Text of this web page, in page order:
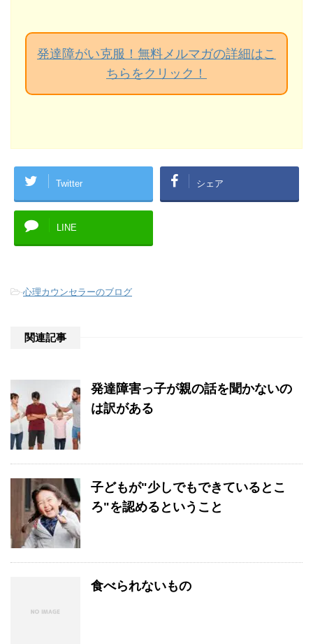
発達障がい克服！無料メルマガの詳細はこ
ちらをクリック！
Twitter シェア
LINE
-心理カウンセラーのブログ
関連記事
発達障害っ子が親の話を聞かないの
は訳がある
子どもが"少しでもできているとこ
ろ"を認めるということ
食べられないもの